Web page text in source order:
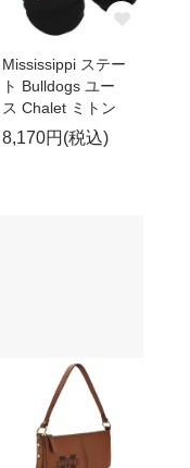
Mississippi ステー
ト Bulldogs ユー
ス Chalet ミトン
8,170円(税込)